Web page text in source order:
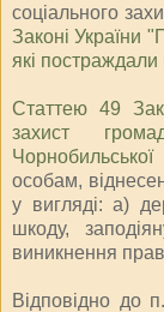
соціального
Законі України
які
Статтею 49
захист
особам,
у вигляді: а)
шкоду,
виникнення
Відповідно до